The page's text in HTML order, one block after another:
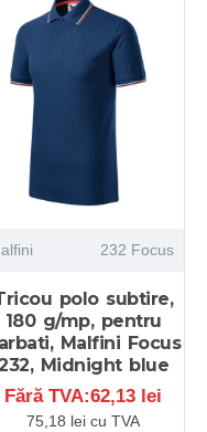
232 Focus
polo subtire,
180 g/mp, pentru
Malfini Focus
Midnight blue
Fără TVA:62,13 lei
75,18 lei cu TVA